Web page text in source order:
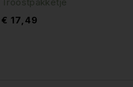
€ 17,49